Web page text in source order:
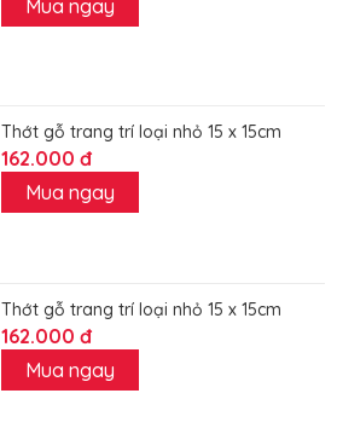
Mua ngay
Thớt gỗ trang trí loại nhỏ 15 x 15cm
162.000 đ
Mua ngay
Thớt gỗ trang trí loại nhỏ 15 x 15cm
162.000 đ
Mua ngay